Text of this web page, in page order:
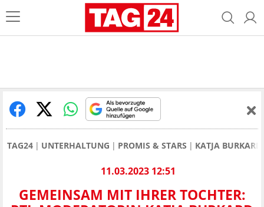
TAG24 UNTERHALTUNG PROMIS & STARS KATJA BURKARD
11.03.2023 12:51
GEMEINSAM MIT IHRER TOCHTER: